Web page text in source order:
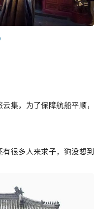
集，为了保障航船平顺，
很多人来求子，狗没想到